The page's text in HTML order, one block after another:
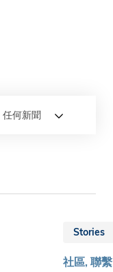
任何新聞
Stories
社區, 聯繫